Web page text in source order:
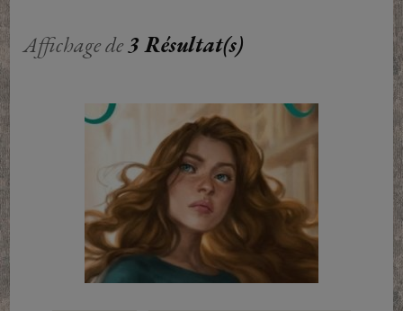
Affichage de3 Résultat(s)